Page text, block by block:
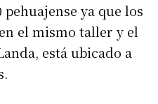
ya que los
el mismo taller y el
está ubicado a